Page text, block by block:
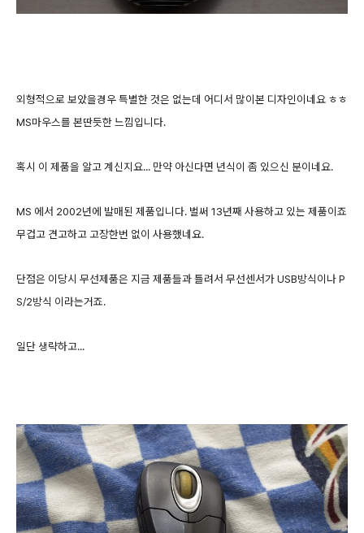
외형적으로 보았을경우 특별한 것은 없는데 어디서 많이본 디자인이네요 ㅎㅎ
MS마우스를 본딴듯한 느낌입니다.
혹시 이 제품을 알고 계신지요... 만약 아신다면 년식이 좀 있으신 분이네요.
MS 에서 2002년에 발매된 제품입니다. 벌써 13년째 사용하고 있는 제품이죠
무겁고 견고하고 고장한번 없이 사용했네요.
단점은 이당시 무선제품은 지금 제품들과 틀려서 무선센서가 USB방식이나 P
S/2방식 이라는거죠.
일단 생략하고...